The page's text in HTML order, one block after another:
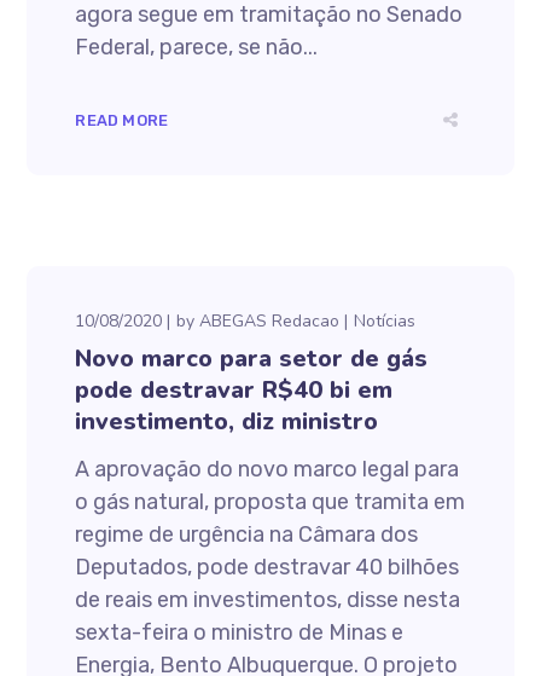
agora segue em tramitação no Senado
Federal, parece, se não...
READ MORE
10/08/2020 byABEGAS Redacao Notícias
Novo marco para setor de gás
pode destravar R$40 bi em
investimento, diz ministro
A aprovação do novo marco legal para
o gás natural, proposta que tramita em
regime de urgência na Câmara dos
Deputados, pode destravar 40 bilhões
de reais em investimentos, disse nesta
sexta-feira o ministro de Minas e
Energia, Bento Albuquerque. O projeto